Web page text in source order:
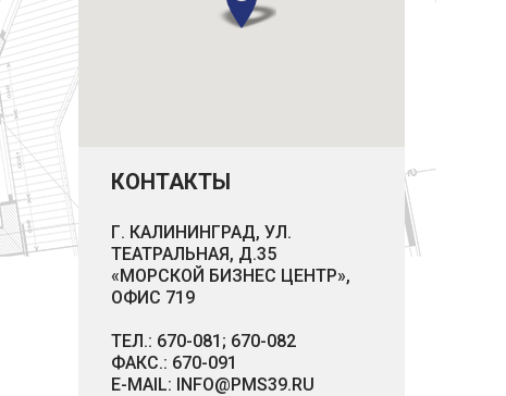
КОНТАКТЫ
Г. КАЛИНИНГРАД, УЛ.
ТЕАТРАЛЬНАЯ, Д.35
«МОРСКОЙ БИЗНЕС ЦЕНТР»,
ОФИС 719
ТЕЛ.: 670-081; 670-082
ФАКС.: 670-091
E-MAIL: INFO@PMS39.RU